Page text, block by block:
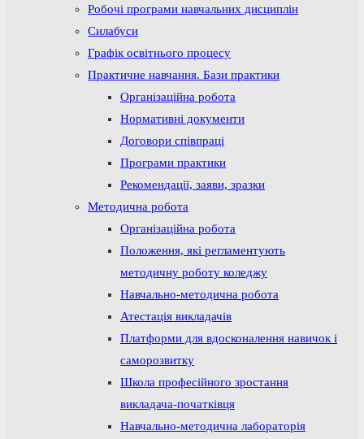
Робочі програми навчальних дисциплін
Силабуси
Графік освітнього процесу
Практичне навчання. Бази практики
Організаційна робота
Нормативні документи
Договори співпраці
Програми практики
Рекомендації, заяви, зразки
Методична робота
Організаційна робота
Положення, які регламентують
методичну роботу коледжу
Навчально-методична робота
Атестація викладачів
Платформи для вдосконалення навичок і
саморозвитку
Школа професійного зростання
викладача-початківця
Навчально-методична лабораторія